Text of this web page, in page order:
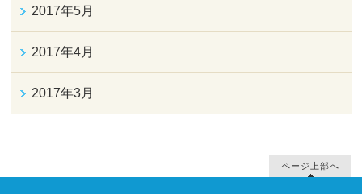
2017年5月
2017年4月
2017年3月
ページ上部へ